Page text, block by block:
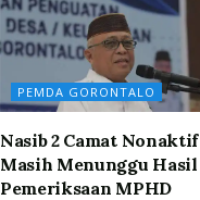
PEMDA GORONTALO
Nasib 2 Camat Nonaktif
Masih Menunggu Hasil
Pemeriksaan MPHD